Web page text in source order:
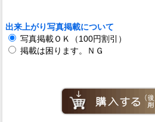
出来上がり写真掲載について
写真掲載ＯＫ（100円割引）
掲載は困ります。ＮＧ